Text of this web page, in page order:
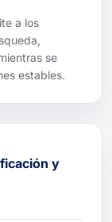
a los
se
estables.
y